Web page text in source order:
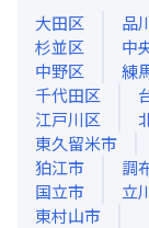
大田区
品
杉並区
中
中野区
練
千代田区
江戸川区
東久留米市
狛江市
調
国立市
立
東村山市